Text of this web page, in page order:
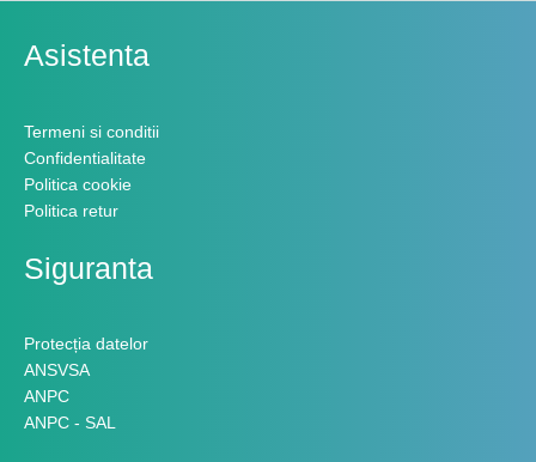
Asistenta
Termeni si conditii
Confidentialitate
Politica cookie
Politica retur
Siguranta
Protecția datelor
ANSVSA
ANPC
ANPC - SAL